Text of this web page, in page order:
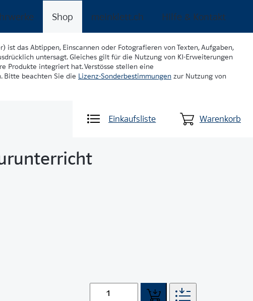
Shop meinklett.ch Hilfe & Kontakt
das Abtippen, Einscannen oder Fotografieren von Texten, Aufgaben,
untersagt. Gleiches gilt für die Nutzung von KI-Erweiterungen
Produkte integriert hat. Verstösse stellen eine
Bitte beachten Sie die Lizenz-Sonderbestimmungen zur Nutzung von
Einkaufsliste Warenkorb